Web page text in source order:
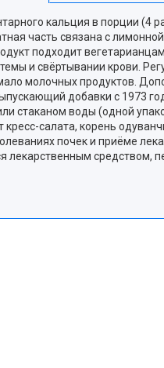
кальция в порции (4
часть связана с
подходит
и свёртывании крови.
молочных продуктов.
добавки с 1973
стаканом воды (одной
салата, корень
почек и приёме
лекарственным средством,